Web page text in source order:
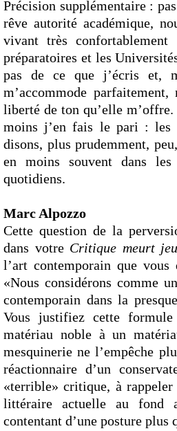
Précision supplémentaire :
rêve autorité académique,
vivant très
préparatoires et les
pas de ce que j’écris et,
m’accommode
liberté de ton qu’elle m’offre.
moins j’en fais le pari : les
disons, plus prudemment,
en moins souvent dans
quotidiens.
Marc Alpozzo
Cette question de la
dans votre Critique meurt
l’art contemporain que vous
«Nous considérons comme
contemporain dans la
Vous justifiez cette
matériau noble à un
mesquinerie ne l’empêche
réactionnaire d’un
«terrible» critique, à
littéraire actuelle au fond
contentant d’une posture plus